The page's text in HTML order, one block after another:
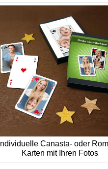
Individuelle Canasta- oder
Karten mit Ihren Fotos